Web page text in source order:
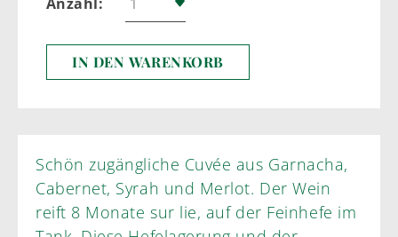
IN DEN WARENKORB
Schön zugängliche Cuvée aus Garnacha,
Cabernet, Syrah und Merlot. Der Wein
reift 8 Monate sur lie, auf der Feinhefe im